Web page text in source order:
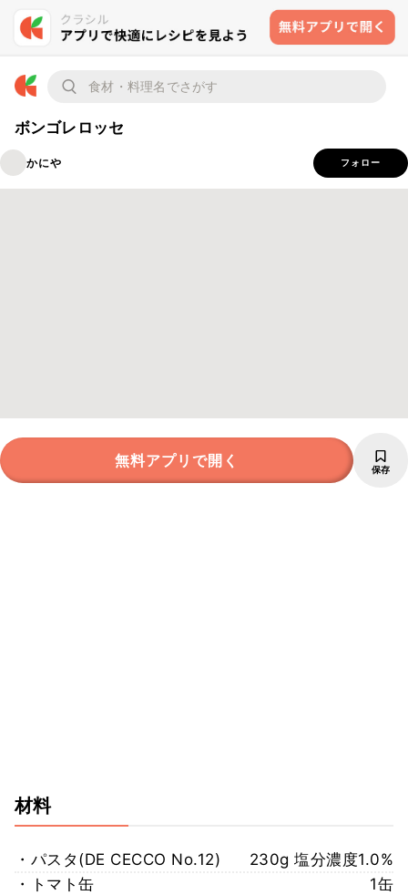
ボンゴレロッセ
かにや フォロー
無料アプリで開く 保存
材料
・パスタ(DE CECCO No.12)
230g 塩分濃度1.0%
・トマト缶
1缶